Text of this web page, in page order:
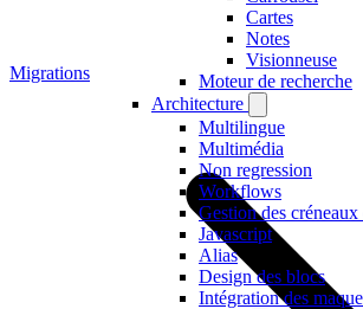
Cartes
Notes
Visionneuse
Moteur de recherche
Architecture
Multilingue
Multimédia
Non regression
Workflows
Gestion des
Javascript
Alias
Design des blocs
Intégration des
Migrations